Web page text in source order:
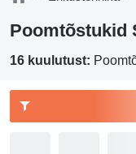
Poomtõstukid
16 kuulutust: